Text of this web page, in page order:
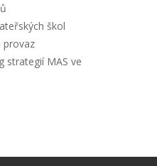
škol
provaz
strategií MAS ve